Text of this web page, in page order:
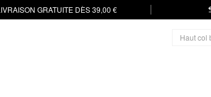
GRATUITE DÈS 39,00 €